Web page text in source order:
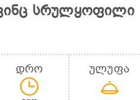
სრულყოფილი
დრო ულუფა